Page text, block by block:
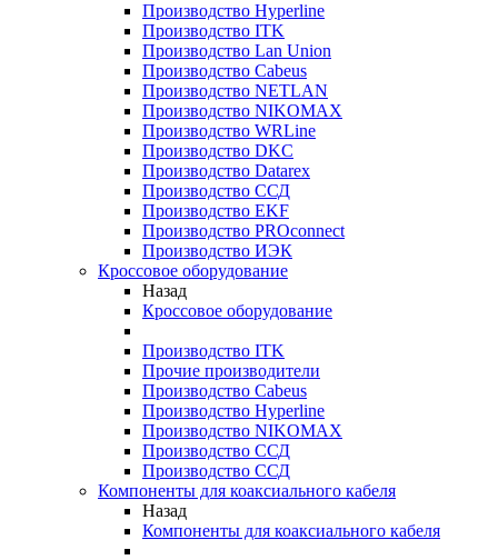
Производство Hyperline
Производство ITK
Производство Lan Union
Производство Cabeus
Производство NETLAN
Производство NIKOMAX
Производство WRLine
Производство DKC
Производство Datarex
Производство ССД
Производство EKF
Производство PROconnect
Производство ИЭК
Кроссовое оборудование
Назад
Кроссовое оборудование
Производство ITK
Прочие производители
Производство Cabeus
Производство Hyperline
Производство NIKOMAX
Производство ССД
Производство ССД
Компоненты для коаксиального кабеля
Назад
Компоненты для коаксиального кабеля